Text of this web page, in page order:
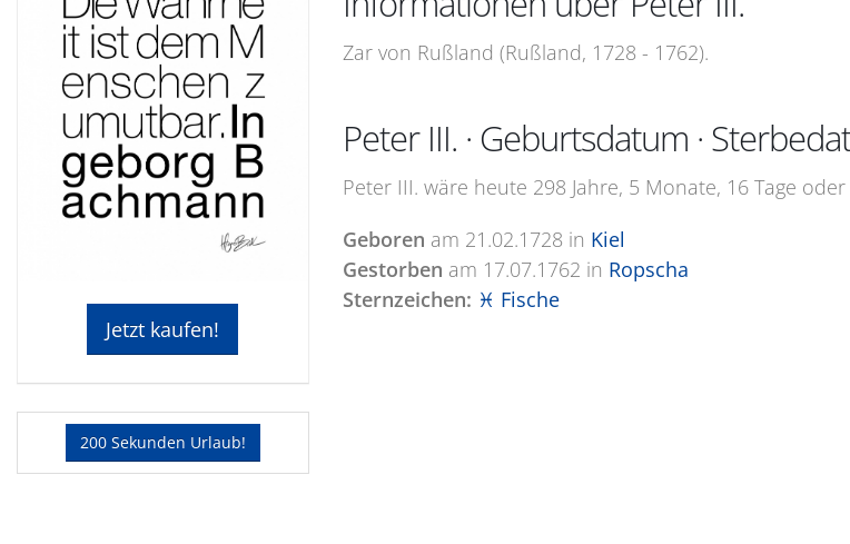
Jetzt kaufen!
200 Sekunden Urlaub!
Zar von Rußland (Rußland, 1728 - 1762).
Peter III. · Geburtsdatum ·
Peter III. wäre heute 298 Jahre, 5 Monate, 16 Tage oder
Geboren am 21.02.1728 in Kiel
Gestorben am 17.07.1762 in Ropscha
Sternzeichen: ♓ Fische